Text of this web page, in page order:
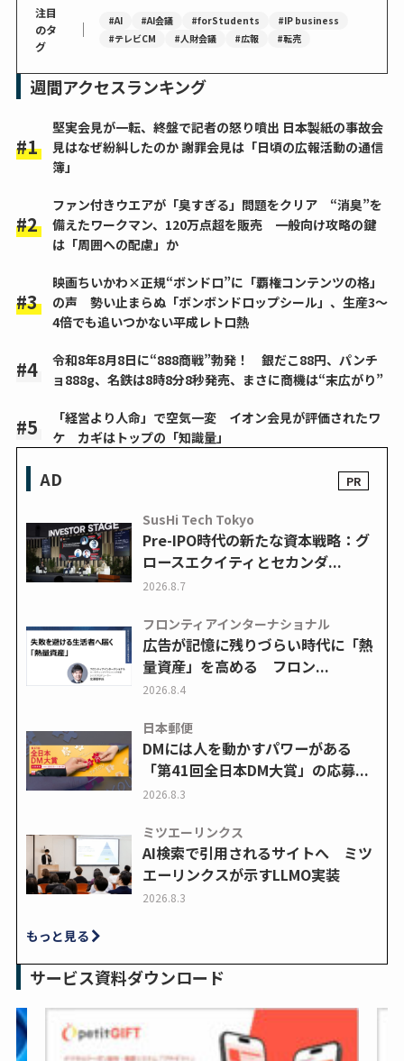
注目
のタ
グ
｜ #AI #AI会議 #forStudents
#IP business
#テレビCM
#人財会議 #広報 #転売
週間アクセスランキング
堅実会見が一転、終盤で記者の怒り噴出 日本製紙の事故会
見はなぜ紛糾したのか 謝罪会見は「日頃の広報活動の通信
簿」
ファン付きウエアが「臭すぎる」問題をクリア “消臭”を
備えたワークマン、120万点超を販売 一般向け攻略の鍵
は「周囲への配慮」か
映画ちいかわ×正規“ボンドロ”に「覇権コンテンツの格」
の声 勢い止まらぬ「ボンボンドロップシール」、生産3～
4倍でも追いつかない平成レトロ熱
令和8年8月8日に“888商戦”勃発！ 銀だこ88円、パンチ
ョ888g、名鉄は8時8分8秒発売、まさに商機は“末広がり”
「経営より人命」で空気一変 イオン会見が評価されたワ
ケ カギはトップの「知識量」
AD
SusHi Tech Tokyo
Pre-IPO時代の新たな資本戦略：グ
ロースエクイティとセカンダ...
2026.8.7
フロンティアインターナショナル
広告が記憶に残りづらい時代に「熱
量資産」を高める フロン...
2026.8.4
日本郵便
DMには人を動かすパワーがある
「第41回全日本DM大賞」の応募...
2026.8.3
ミツエーリンクス
AI検索で引用されるサイトへ ミツ
エーリンクスが示すLLMO実装
2026.8.3
もっと見る
サービス資料ダウンロード